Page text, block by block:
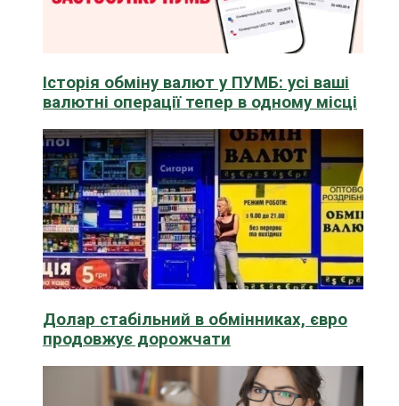
Історія обміну валют у ПУМБ: усі ваші
валютні операції тепер в одному місці
Долар стабільний в обмінниках, євро
продовжує дорожчати